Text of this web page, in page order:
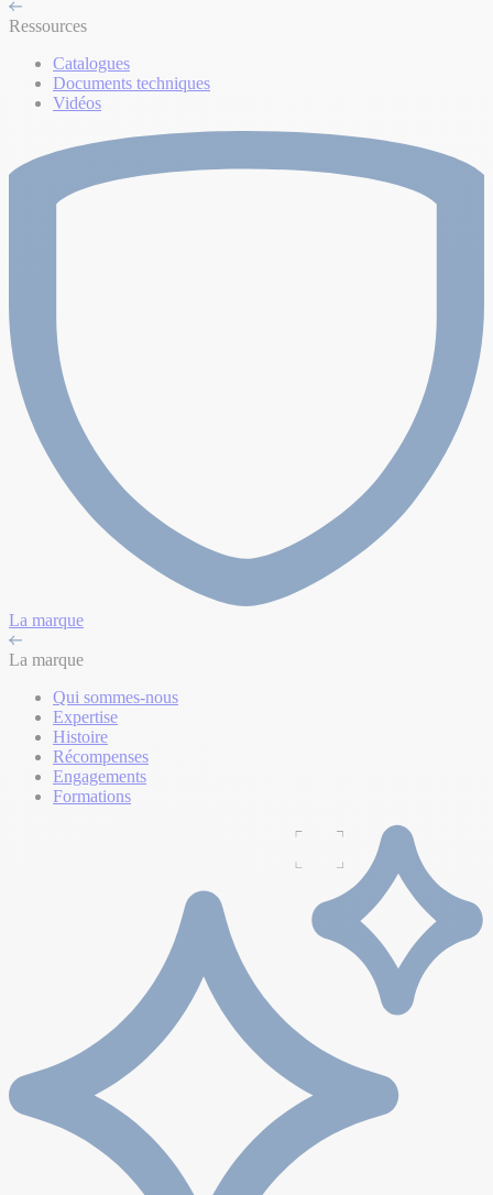
Ressources
Catalogues
Documents techniques
Vidéos
La marque
La marque
Qui sommes-nous
Expertise
Histoire
Récompenses
Engagements
Formations